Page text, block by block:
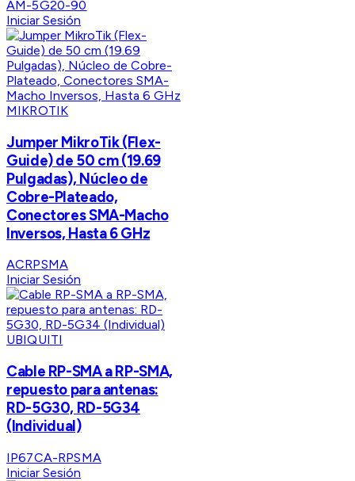
AM-5G20-90
Iniciar Sesión
MIKROTIK
Jumper MikroTik (Flex-
Guide) de 50 cm (19.69
Pulgadas), Núcleo de
Cobre-Plateado,
Conectores SMA-Macho
Inversos, Hasta 6 GHz
ACRPSMA
Iniciar Sesión
UBIQUITI
Cable RP-SMA a RP-SMA,
repuesto para antenas:
RD-5G30, RD-5G34
(Individual)
IP67CA-RPSMA
Iniciar Sesión